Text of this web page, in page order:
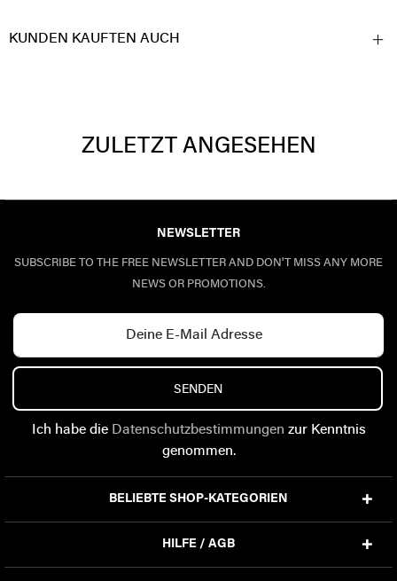
KUNDEN KAUFTEN AUCH
ZULETZT ANGESEHEN
NEWSLETTER
SUBSCRIBE TO THE FREE NEWSLETTER AND DON'T MISS ANY MORE
NEWS OR PROMOTIONS.
SENDEN
Ich habe die Datenschutzbestimmungen zur Kenntnis
genommen.
BELIEBTE SHOP-KATEGORIEN
HILFE / AGB